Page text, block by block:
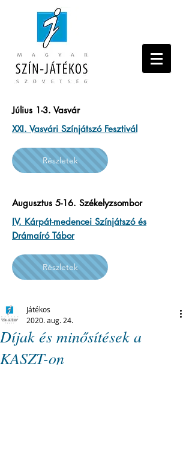
Július 1-3. Vasvár
XXI. Vasvári Színjátszó Fesztivál
Részletek
Augusztus 5-16. Székelyzsombor
IV. Kárpát-medencei Színjátszó és
Drámaíró Tábor
Részletek
Díjak és minősítések a
KASZT-on
Játékos
2020. aug. 24.